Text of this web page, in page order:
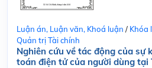
Luận án, Luận văn, Khoá luận / Khóa
Quản trị Tài chính
Nghiên cứu về tác động của sự
toán điện tử của người dùng tại